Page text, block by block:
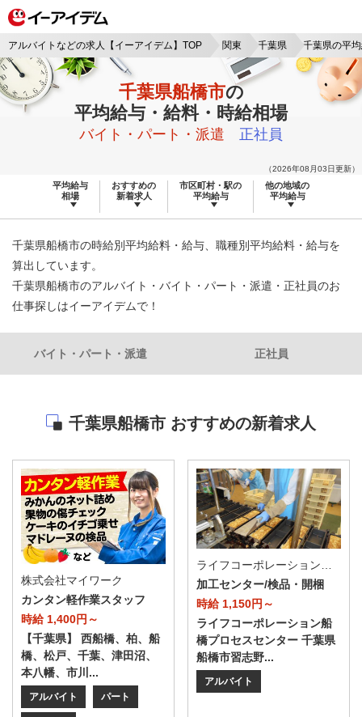
アルバイトなどの求人【イーアイデム】TOP 関東 千葉県 千葉県の平
千葉県船橋市の
平均給与・給料・時給相場
バイト・パート・派遣 正社員
（2026年08月03日更新）
平均給与
相場
おすすめの
新着求人
市区町村・駅の
平均給与
他の地域の
平均給与
千葉県船橋市の時給別平均給料・給与、職種別平均給料・給与を
算出しています。
千葉県船橋市のアルバイト・バイト・パート・派遣・正社員のお
仕事探しはイーアイデムで！
バイト・パート・派遣 正社員
千葉県船橋市 おすすめの新着求人
株式会社マイワーク
カンタン軽作業スタッフ
時給 1,400円～
【千葉県】 西船橋、柏、船
橋、松戸、千葉、津田沼、
本八幡、市川...
アルバイト パート
ライフコーポレーション船橋プロセスセンター（店舗コード922）
加工センター/検品・開梱
時給 1,150円～
ライフコーポレーション船
橋プロセスセンター 千葉県
船橋市習志野...
アルバイト